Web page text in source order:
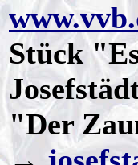
Stück
"Der